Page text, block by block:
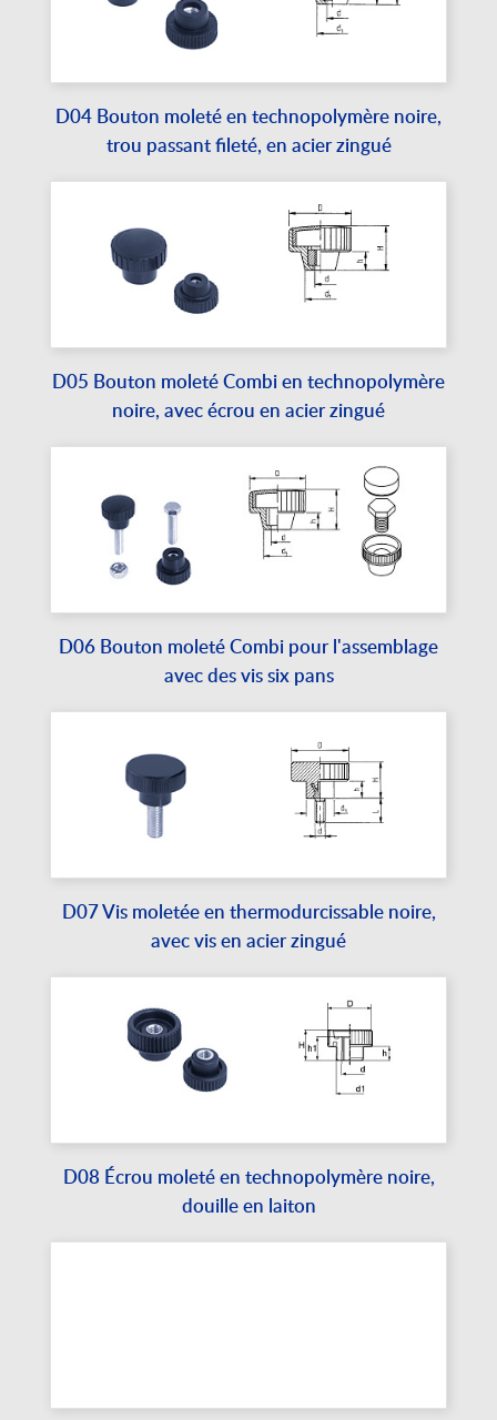
D04 Bouton moleté en technopolymère noire,
trou passant fileté, en acier zingué
D05 Bouton moleté Combi en technopolymère
noire, avec écrou en acier zingué
D06 Bouton moleté Combi pour l'assemblage
avec des vis six pans
D07 Vis moletée en thermodurcissable noire,
avec vis en acier zingué
D08 Écrou moleté en technopolymère noire,
douille en laiton